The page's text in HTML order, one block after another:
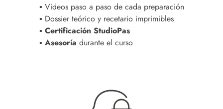
▪ Videos paso a paso de cada preparación
▪ Dossier teórico y recetario imprimibles
▪ Certificación StudioPas
▪ Asesoría durante el curso